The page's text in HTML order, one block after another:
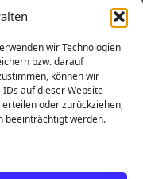
wir Technologien
bzw. darauf
können wir
auf dieser Website
oder zurückziehen,
beeinträchtigt werden.